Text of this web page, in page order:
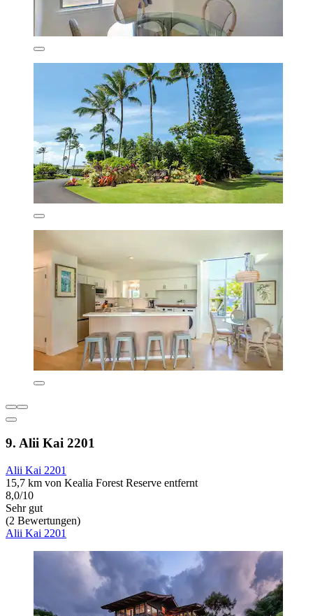
9. Alii Kai 2201
Alii Kai 2201
15,7 km von Kealia Forest Reserve entfernt
8,0/10
Sehr gut
(2 Bewertungen)
Alii Kai 2201